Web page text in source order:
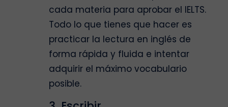
cada materia para aprobar el IELTS.
Todo lo que tienes que hacer es
practicar la lectura en inglés de
forma rápida y fluida e intentar
adquirir el máximo vocabulario
posible.